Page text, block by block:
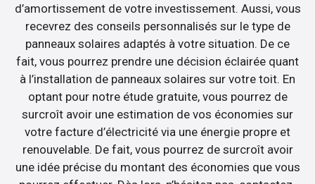
d’amortissement de votre investissement. Aussi, vous
recevrez des conseils personnalisés sur le type de
panneaux solaires adaptés à votre situation. De ce
fait, vous pourrez prendre une décision éclairée quant
à l’installation de panneaux solaires sur votre toit. En
optant pour notre étude gratuite, vous pourrez de
surcroît avoir une estimation de vos économies sur
votre facture d’électricité via une énergie propre et
renouvelable. De fait, vous pourrez de surcroît avoir
une idée précise du montant des économies que vous